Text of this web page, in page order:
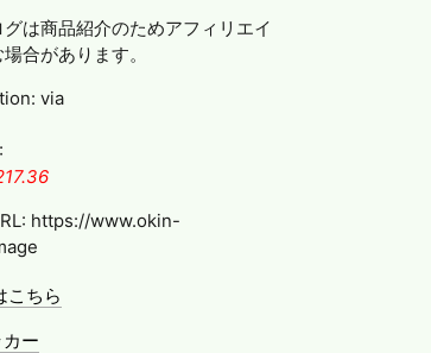
グは商品紹介のためアフィリエイ
場合があります。
via
https://www.okin-
こちら
ー